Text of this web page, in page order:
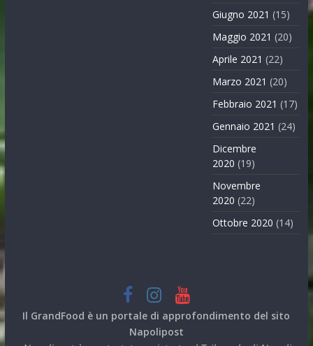
Giugno 2021 (15)
Maggio 2021 (20)
Aprile 2021 (22)
Marzo 2021 (20)
Febbraio 2021 (17)
Gennaio 2021 (24)
Dicembre
2020 (19)
Novembre
2020 (22)
Ottobre 2020 (14)
Il GrandFood è un portale di approfondimento del sito
Napolipost